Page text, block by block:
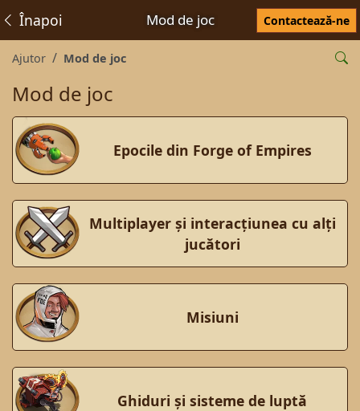
Mod de joc
Înapoi Contactează-ne
Ajutor Mod de joc
Mod de joc
Epocile din Forge of Empires
Multiplayer și interacțiunea cu alți
jucători
Misiuni
Ghiduri și sisteme de luptă